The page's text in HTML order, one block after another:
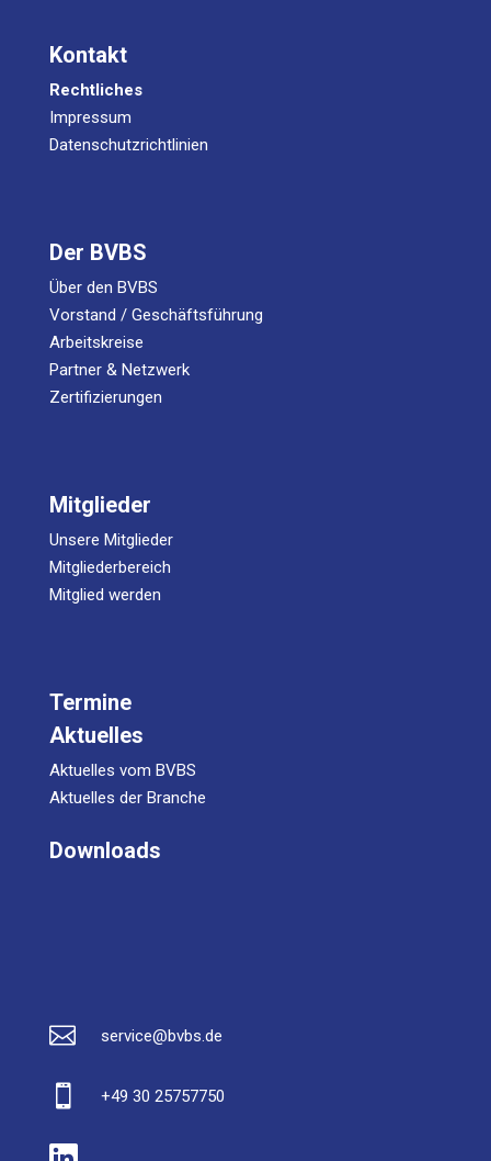
Kontakt
Rechtliches
Impressum
Datenschutzrichtlinien
Der BVBS
Über den BVBS
Vorstand / Geschäftsführung
Arbeitskreise
Partner & Netzwerk
Zertifizierungen
Mitglieder
Unsere Mitglieder
Mitgliederbereich
Mitglied werden
Termine
Aktuelles
Aktuelles vom BVBS
Aktuelles der Branche
Downloads
 service@bvbs.de
 +49 30 25757750